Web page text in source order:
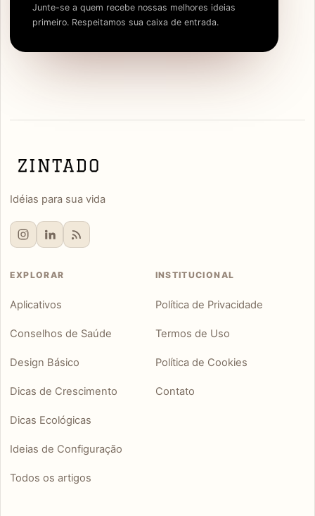
Junte-se a quem recebe nossas melhores ideias
primeiro. Respeitamos sua caixa de entrada.
Idéias para sua vida
EXPLORAR
Aplicativos
Conselhos de Saúde
Design Básico
Dicas de Crescimento
Dicas Ecológicas
Ideias de Configuração
Todos os artigos
INSTITUCIONAL
Política de Privacidade
Termos de Uso
Política de Cookies
Contato